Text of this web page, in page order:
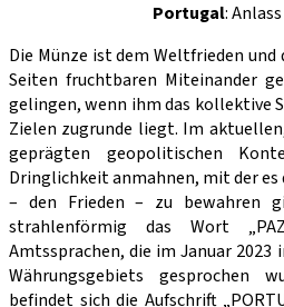
Portugal:
Die Münze ist dem Weltfrieden
Seiten fruchtbaren Miteinander
gelingen, wenn ihm das kollektive
Zielen zugrunde liegt. Im
geprägten geopolitischen
Dringlichkeit anmahnen, mit der
– den Frieden – zu bewahren
strahlenförmig das Wort
Amtssprachen, die im Januar 2023
Währungsgebiets gesprochen
befindet sich die Aufschrift